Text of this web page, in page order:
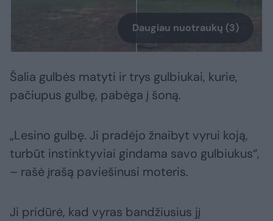
Daugiau nuotraukų (3)
Šalia gulbės matyti ir trys gulbiukai, kurie,
pačiupus gulbę, pabėga į šoną.
„Lesino gulbę. Ji pradėjo žnaibyt vyrui koją,
turbūt instinktyviai gindama savo gulbiukus“,
– rašė įrašą paviešinusi moteris.
Ji pridūrė, kad vyras bandžiusius jį